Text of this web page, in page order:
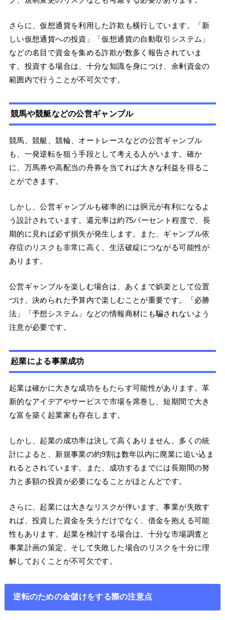
さらに、仮想通貨を利用した詐欺も横行しています。「新
しい仮想通貨への投資」「仮想通貨の自動取引システム」
などの名目で資金を集める詐欺が数多く報告されていま
す。投資する場合は、十分な知識を身につけ、余剰資金の
範囲内で行うことが不可欠です。
競馬や競艇などの公営ギャンブル
競馬、競艇、競輪、オートレースなどの公営ギャンブル
も、一発逆転を狙う手段として考える人がいます。確か
に、万馬券や高配当の舟券を当てれば大きな利益を得るこ
とができます。
しかし、公営ギャンブルも確率的には胴元が有利になるよ
う設計されています。還元率は約75パーセント程度で、長
期的に見れば必ず損失が発生します。また、ギャンブル依
存症のリスクも非常に高く、生活破綻につながる可能性が
あります。
公営ギャンブルを楽しむ場合は、あくまで娯楽として位置
づけ、決められた予算内で楽しむことが重要です。「必勝
法」「予想システム」などの情報商材にも騙されないよう
注意が必要です。
起業による事業成功
起業は確かに大きな成功をもたらす可能性があります。革
新的なアイデアやサービスで市場を席巻し、短期間で大き
な富を築く起業家も存在します。
しかし、起業の成功率は決して高くありません。多くの統
計によると、新規事業の約9割は数年以内に廃業に追い込ま
れるとされています。また、成功するまでには長期間の努
力と多額の投資が必要になることがほとんどです。
さらに、起業には大きなリスクが伴います。事業が失敗す
れば、投資した資金を失うだけでなく、借金を抱える可能
性もあります。起業を検討する場合は、十分な市場調査と
事業計画の策定、そして失敗した場合のリスクを十分に理
解しておくことが不可欠です。
逆転のための金儲けをする際の注意点